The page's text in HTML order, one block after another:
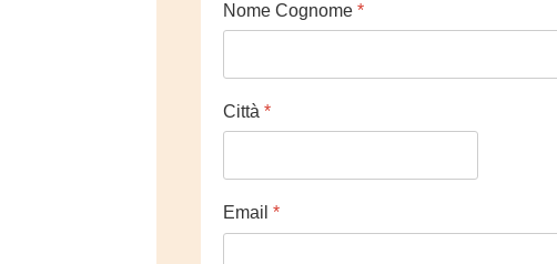
Nome Cognome *
Città *
Email *